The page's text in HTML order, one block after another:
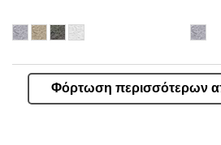
Φόρτωση περισσότερων